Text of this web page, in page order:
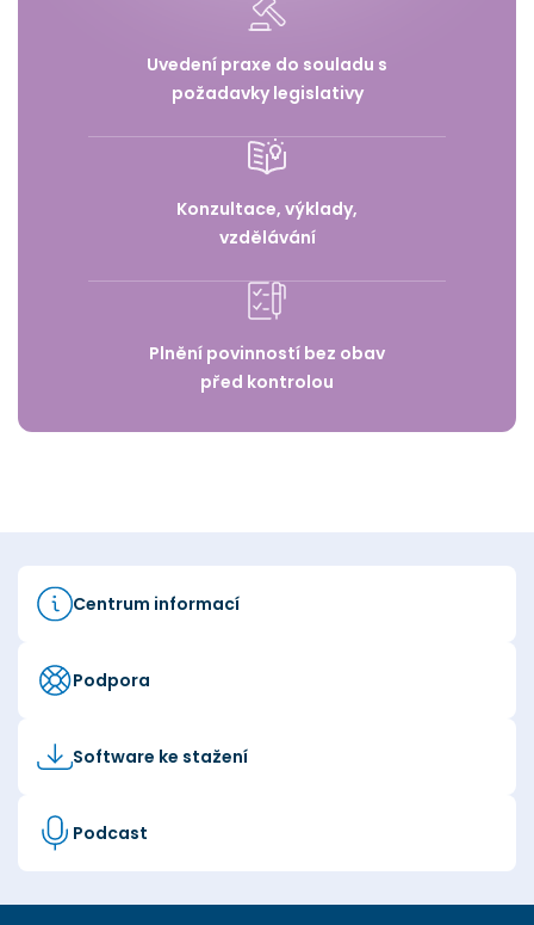
Uvedení praxe do souladu s
požadavky legislativy
Konzultace, výklady,
vzdělávání
Plnění povinností bez obav
před kontrolou
Centrum informací
Podpora
Software ke stažení
Podcast